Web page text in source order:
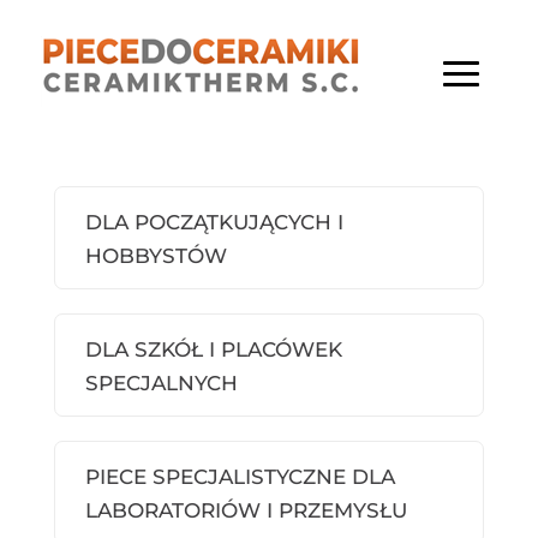
DLA POCZĄTKUJĄCYCH I
HOBBYSTÓW
DLA SZKÓŁ I PLACÓWEK
SPECJALNYCH
PIECE SPECJALISTYCZNE DLA
LABORATORIÓW I PRZEMYSŁU